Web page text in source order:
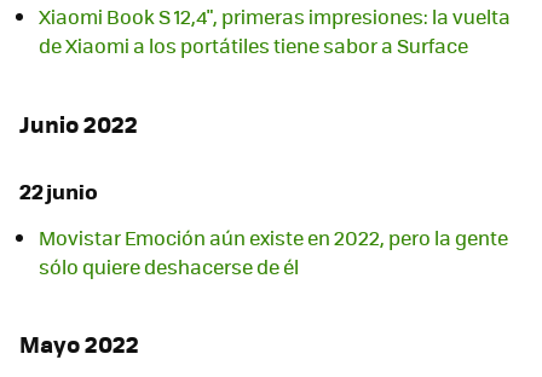
Xiaomi Book S 12,4", primeras impresiones: la vuelta
de Xiaomi a los portátiles tiene sabor a Surface
Junio 2022
22 junio
Movistar Emoción aún existe en 2022, pero la gente
sólo quiere deshacerse de él
Mayo 2022